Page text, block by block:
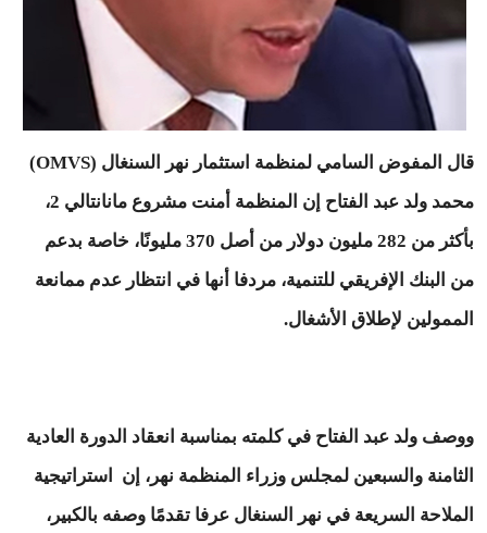
قال المفوض السامي لمنظمة استثمار نهر السنغال (OMVS)
محمد ولد عبد الفتاح إن المنظمة أمنت مشروع مانانتالي 2،
بأكثر من 282 مليون دولار من أصل 370 مليونًا، خاصة بدعم
من البنك الإفريقي للتنمية، مردفا أنها في انتظار عدم ممانعة
الممولين لإطلاق الأشغال.
ووصف ولد عبد الفتاح في كلمته بمناسبة انعقاد الدورة العادية
الثامنة والسبعين لمجلس وزراء المنظمة نهر، إن استراتيجية
الملاحة السريعة في نهر السنغال عرفا تقدمًا وصفه بالكبير،